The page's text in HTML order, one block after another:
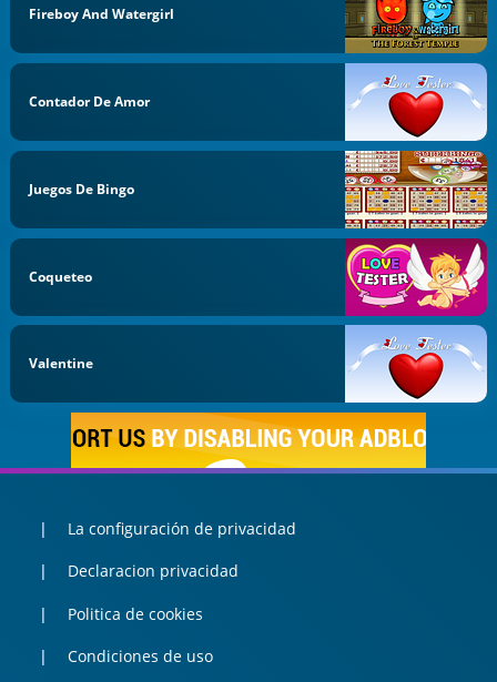
Fireboy And Watergirl
Contador De Amor
Juegos De Bingo
Coqueteo
Valentine
La configuración de privacidad
Declaracion privacidad
Politica de cookies
Condiciones de uso